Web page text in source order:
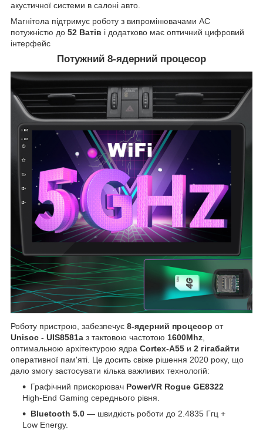
акустичної системи в салоні авто.
Магнітола підтримує роботу з випромінювачами АС
потужністю до 52 Ватів і додатково має оптичний цифровий
інтерфейс
Потужний 8-ядерний процесор
Роботу пристрою, забезпечує 8-ядерний процесор от
Unisoc - UIS8581a з тактовою частотою 1600Mhz
оптимальною архітектурою ядра Cortex-A55 и 2 гігабайти
оперативної пам'яті. Це досить свіже рішення 2020 року, що
дало змогу застосувати кілька важливих технологій:
Графічний прискорювач PowerVR Rogue GE8322
High-End Gaming середнього рівня.
Bluetooth 5.0 — швидкість роботи до 2.4835 Ггц +
Low Energy.